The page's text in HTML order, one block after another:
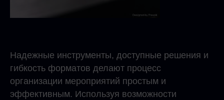
Надежные инструменты, доступные решения и
гибкость форматов делают процесс
организации мероприятий простым и
эффективным. Используя возможности